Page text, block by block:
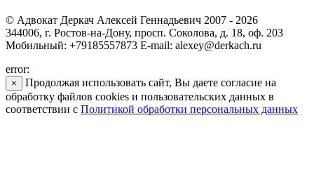
© Адвокат Деркач Алексей Геннадьевич 2007 - 2026
344006, г. Ростов-на-Дону, просп. Соколова, д. 18, оф. 203
Мобильный: +79185557873 E-mail: alexey@derkach.ru
error:
×
Продолжая использовать сайт, Вы даете согласие на
обработку файлов cookies и пользовательских данных в
соответствии с Политикой обработки персональных данных